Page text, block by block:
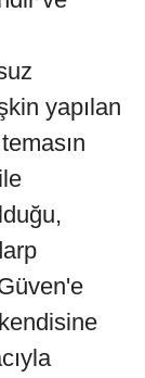
yapılan